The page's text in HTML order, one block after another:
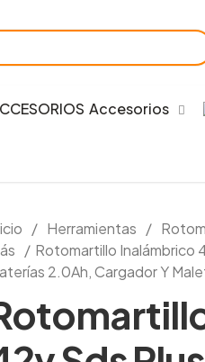
Accesorios
/ Herramientas /
/ Rotomartillo Inalámbrico
2.0Ah, Cargador Y